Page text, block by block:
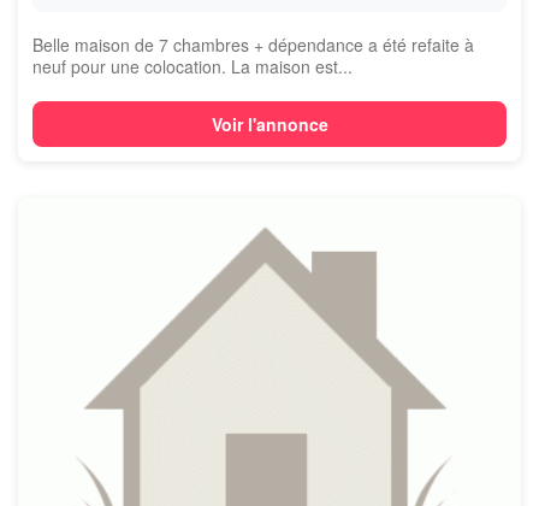
Belle maison de 7 chambres + dépendance a été refaite à
neuf pour une colocation. La maison est...
Voir l'annonce